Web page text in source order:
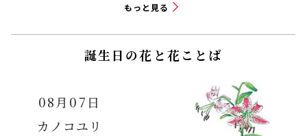
もっと見る
誕生日の花と花ことば
08月07日
カノコユリ